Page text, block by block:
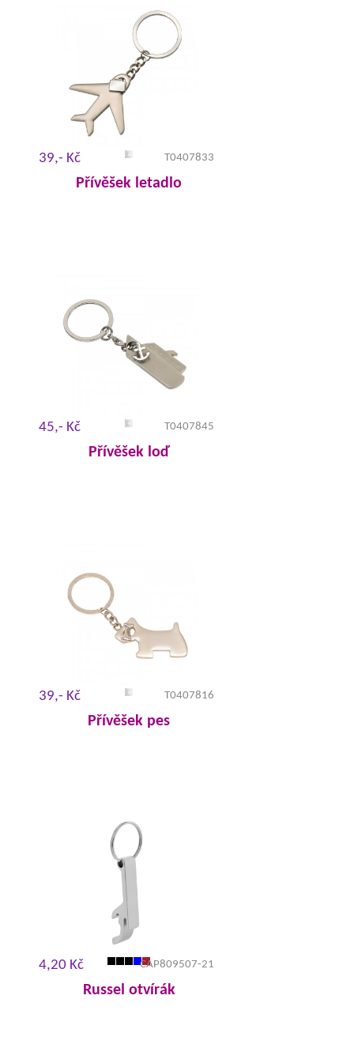
39,- Kč T0407833
Přívěšek letadlo
45,- Kč T0407845
Přívěšek loď
39,- Kč T0407816
Přívěšek pes
4,20 Kč CAP809507-21
Russel otvírák